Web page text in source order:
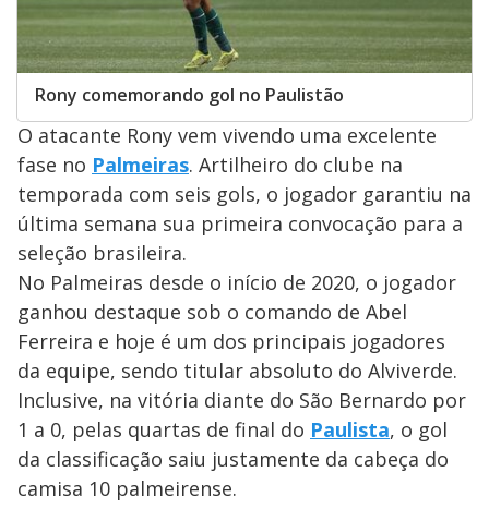
Rony comemorando gol no Paulistão
O atacante Rony vem vivendo uma excelente
fase no Palmeiras. Artilheiro do clube na
temporada com seis gols, o jogador garantiu na
última semana sua primeira convocação para a
seleção brasileira.
No Palmeiras desde o início de 2020, o jogador
ganhou destaque sob o comando de Abel
Ferreira e hoje é um dos principais jogadores
da equipe, sendo titular absoluto do Alviverde.
Inclusive, na vitória diante do São Bernardo por
1 a 0, pelas quartas de final do Paulista, o gol
da classificação saiu justamente da cabeça do
camisa 10 palmeirense.